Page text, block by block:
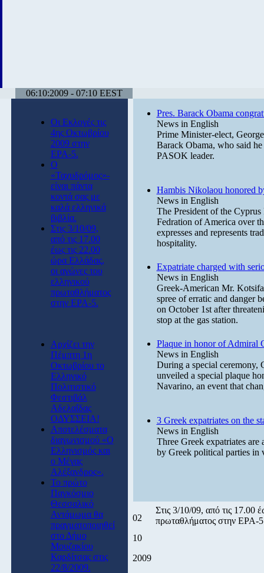
06:10:2009 - 07:10 EEST
Οι Εκλογές τις
4ης Οκτωβρίου
2009 στην
ΕΡΑ-5.
Ο
«Ταχυδρόμος»-
είναι πάντα
κοντά σας με
καλά ελληνικά
βιβλία.
Στις 3/10/09,
από τις 17.00
έως τις 22.00
ώρα Ελλάδας,
οι αγώνες του
ελληνικού
πρωταθλήματος
στην ΕΡΑ-5.
Αρχίζει την
Πέμπτη 1η
Οκτωβρίου το
Ελληνικό
Πολιτιστικό
Φεστιβάλ
Αδελαΐδας
ΟΔΥΣΣΕΙΑ!
Αποτελέσματα
διαγωνισμού «Ο
Ελληνισμός και
ο Μέγας
Αλέξανδρος».
Το πρώτο
Παγκόσμιο
Θεσσαλικό
Αντάμωμα θα
πραγματοποιηθεί
στο Δήμο
Μουζακίου
Καρδίτσας στις
22/8/2009.
Pres. Barack Obama
News in English
Prime Minister-elect,
Barack Obama, who said
PASOK leader.
Hambis Nikolaou honored
News in English
The President of the
Fedration of America over
expresses and represents
hospitality.
Expatriate charged with
News in English
Greek-American Mr.
spree of erratic and danger
on October 1st after
stop at the gas station.
Plaque in honor of Admiral
News in English
During a special ceremony,
unveiled a special plaque
Navarino, an event that
3 Greek expatriates on the
News in English
Three Greek expatriates are
by Greek political parties in
02
10
2009
Στις 3/10/09, από τις 17.00
πρωταθλήματος στην ΕΡΑ-